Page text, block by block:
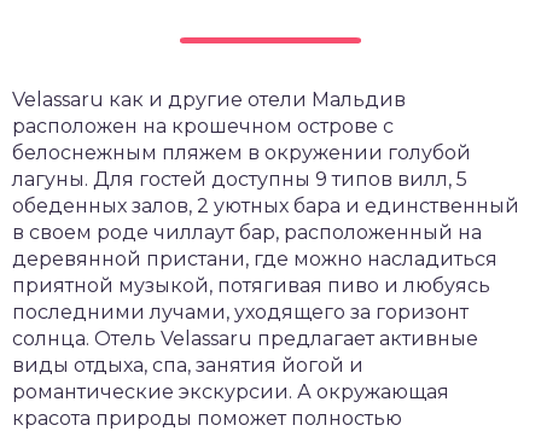
Velassaru как и другие отели Мальдив
расположен на крошечном острове с
белоснежным пляжем в окружении голубой
лагуны. Для гостей доступны 9 типов вилл, 5
обеденных залов, 2 уютных бара и единственный
в своем роде чиллаут бар, расположенный на
деревянной пристани, где можно насладиться
приятной музыкой, потягивая пиво и любуясь
последними лучами, уходящего за горизонт
солнца. Отель Velassaru предлагает активные
виды отдыха, спа, занятия йогой и
романтические экскурсии. А окружающая
красота природы поможет полностью